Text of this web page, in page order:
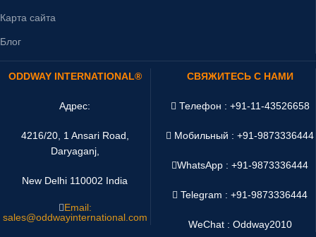
Карта сайта
Блог
ODDWAY INTERNATIONAL®
Адрес:
4216/20, 1 Ansari Road,
Daryaganj,
New Delhi 110002 India
Email:
sales@oddwayinternational.com
СВЯЖИТЕСЬ С НАМИ
Телефон : +91-11-43526658
Мобильный : +91-9873336444
WhatsApp :+91-9873336444
Telegram : +91-9873336444
WeChat : Oddway2010